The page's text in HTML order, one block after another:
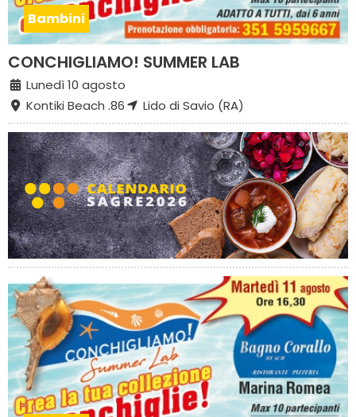
Bambini
CONCHIGLIAMO! SUMMER LAB
Lunedì 10 agosto
Kontiki Beach .86
Lido di Savio (RA)